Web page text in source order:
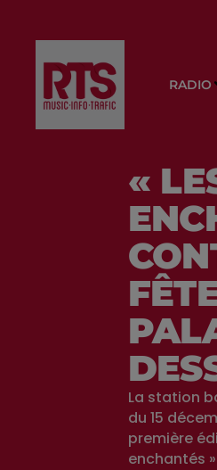
RADIO
«
La station
du 15
première
enchantés